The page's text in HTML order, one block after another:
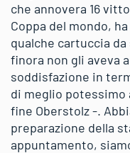
che annovera 16
Coppa del mondo,
qualche cartuccia
finora non gli aveva
soddisfazione in
di meglio potessimo
fine Oberstolz -.
preparazione della
appuntamento,